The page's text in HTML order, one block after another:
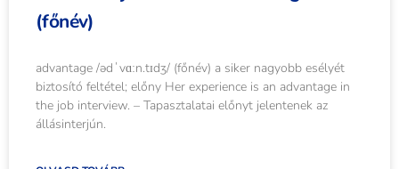
(főnév)
advantage /ədˈvɑːn.tɪdʒ/ (főnév) a siker nagyobb esélyét
biztosító feltétel; előny Her experience is an advantage in
the job interview. – Tapasztalatai előnyt jelentenek az
állásinterjún.